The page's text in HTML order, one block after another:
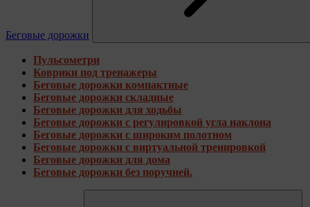
Беговые дорожки
Пульсометри
Коврики под тренажеры
Беговые дорожки компактные
Беговые дорожки складные
Беговые дорожки для ходьбы
Беговые дорожки с регулировкой угла наклона
Беговые дорожки с широким полотном
Беговые дорожки с виртуальной тренировкой
Беговые дорожки для дома
Беговые дорожки без поручней.